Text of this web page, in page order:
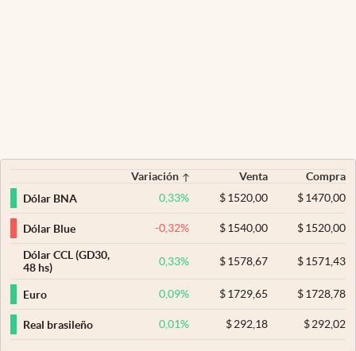
Variación Venta
Compra
Dólar BNA
0,33% $ 1520,00 $1470,00
Dólar Blue -0,32% $ 1540,00 $1520,00
Dólar CCL (GD30,
48 hs)
0,33% $ 1578,67 $1571,43
Euro 0,09% $ 1729,65 $1728,78
Real brasileño 0,01% $292,18 $292,02